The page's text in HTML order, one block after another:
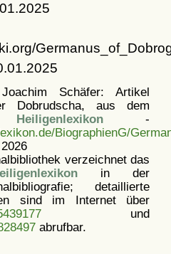
Schäfer: Artikel
Dobrudscha, aus dem
-
BiographienG/
verzeichnet das
in der
detaillierte
sind im Internet über
und
abrufbar.